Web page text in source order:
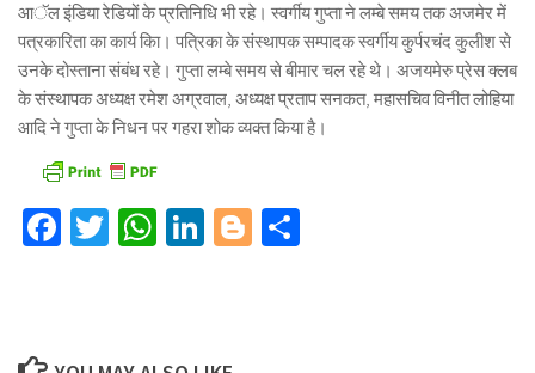
आॅल इंडिया रेडियों के प्रतिनिधि भी रहे। स्वर्गीय गुप्ता ने लम्बे समय तक अजमेर में
पत्रकारिता का कार्य किा। पत्रिका के संस्थापक सम्पादक स्वर्गीय कुर्परचंद कुलीश से
उनके दोस्ताना संबंध रहे। गुप्ता लम्बे समय से बीमार चल रहे थे। अजयमेरु प्रेस क्लब
के संस्थापक अध्यक्ष रमेश अग्रवाल, अध्यक्ष प्रताप सनकत, महासचिव विनीत लोहिया
आदि ने गुप्ता के निधन पर गहरा शोक व्यक्त किया है।
Facebook
TwitterWhatsApp
LinkedIn
Blogger